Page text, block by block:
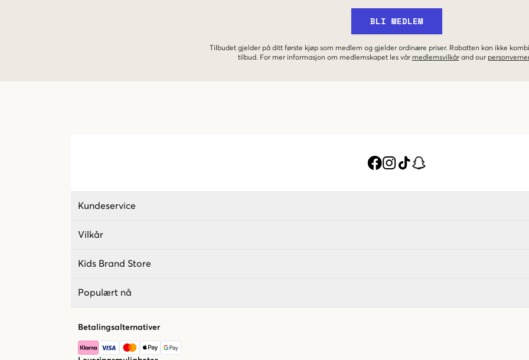
BLI MEDLEM
Tilbudet gjelder på ditt første kjøp som medlem og gjelder ordinære priser. Rabatten kan ikke
tilbud. For mer informasjon om medlemskapet les vår medlemsvilkår and our
Kundeservice
Vilkår
Kids Brand Store
Populært nå
Betalingsalternativer